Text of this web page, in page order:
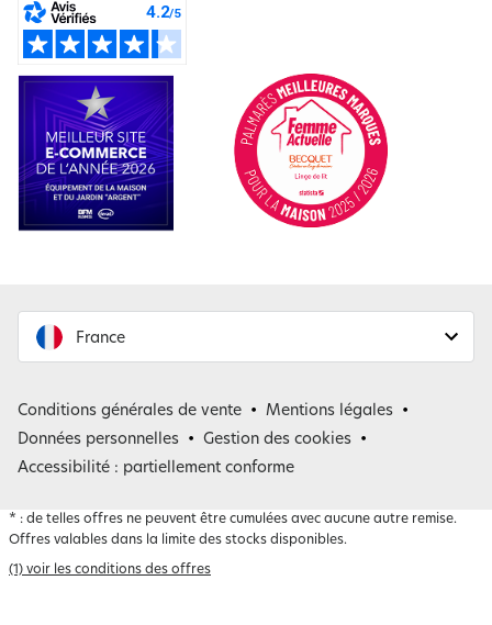
France
Belgique
Conditions générales de vente
Mentions légales
Données personnelles
Gestion des cookies
Accessibilité : partiellement conforme
* : de telles offres ne peuvent être cumulées avec aucune autre remise.
Offres valables dans la limite des stocks disponibles.
(1) voir les conditions des offres